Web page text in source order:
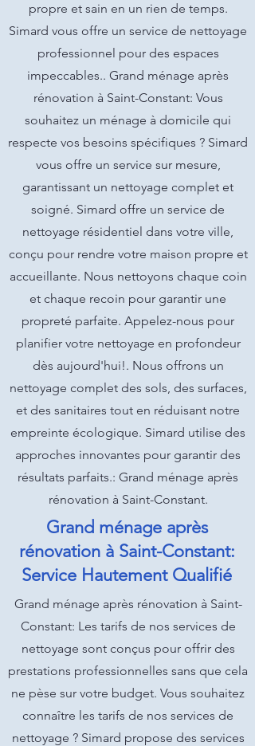
propre et sain en un rien de temps.
Simard vous offre un service de nettoyage
professionnel pour des espaces
impeccables.. Grand ménage après
rénovation à Saint-Constant: Vous
souhaitez un ménage à domicile qui
respecte vos besoins spécifiques ? Simard
vous offre un service sur mesure,
garantissant un nettoyage complet et
soigné. Simard offre un service de
nettoyage résidentiel dans votre ville,
conçu pour rendre votre maison propre et
accueillante. Nous nettoyons chaque coin
et chaque recoin pour garantir une
propreté parfaite. Appelez-nous pour
planifier votre nettoyage en profondeur
dès aujourd'hui!. Nous offrons un
nettoyage complet des sols, des surfaces,
et des sanitaires tout en réduisant notre
empreinte écologique. Simard utilise des
approches innovantes pour garantir des
résultats parfaits.: Grand ménage après
rénovation à Saint-Constant.
Grand ménage après
rénovation à Saint-Constant:
Service Hautement Qualifié
Grand ménage après rénovation à Saint-
Constant: Les tarifs de nos services de
nettoyage sont conçus pour offrir des
prestations professionnelles sans que cela
ne pèse sur votre budget. Vous souhaitez
connaître les tarifs de nos services de
nettoyage ? Simard propose des services